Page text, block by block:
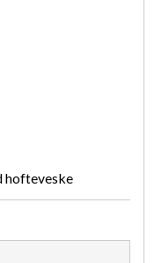
hofteveske